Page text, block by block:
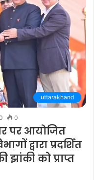
uttarakhand
0
पर आयोजित
द्वारा प्रदर्शित
को प्राप्त